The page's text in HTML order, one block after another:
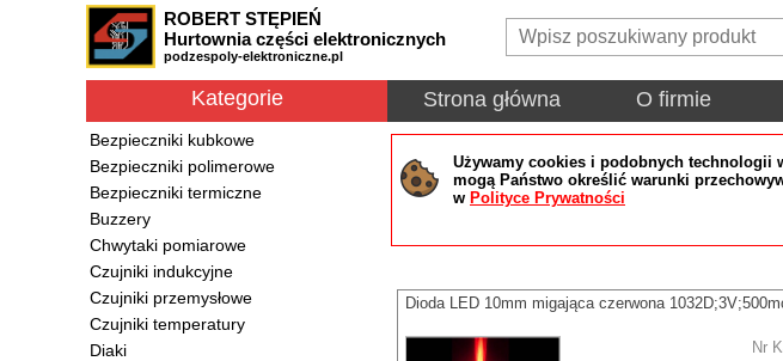
Strona główna O firmie
ROBERT STĘPIEŃ
Hurtownia części elektronicznych
podzespoly-elektroniczne.pl
Kategorie
Bezpieczniki kubkowe
Bezpieczniki polimerowe
Bezpieczniki termiczne
Buzzery
Chwytaki pomiarowe
Czujniki indukcyjne
Czujniki przemysłowe
Czujniki temperatury
Diaki
Używamy cookies i podobnych technologii
mogą Państwo określić warunki
w Polityce Prywatności
Dioda LED 10mm migająca czerwona
Nr